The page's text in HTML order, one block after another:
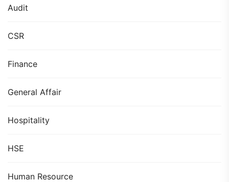
Audit
CSR
Finance
General Affair
Hospitality
HSE
Human Resource